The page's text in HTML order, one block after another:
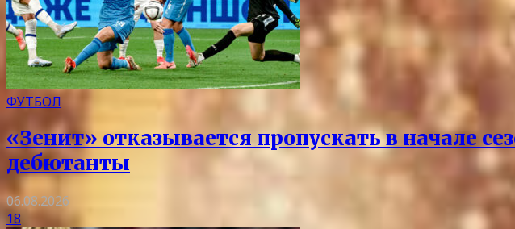
ФУТБОЛ
«Зенит» отказывается пропускать в начале
дебютанты
06.08.2026
18